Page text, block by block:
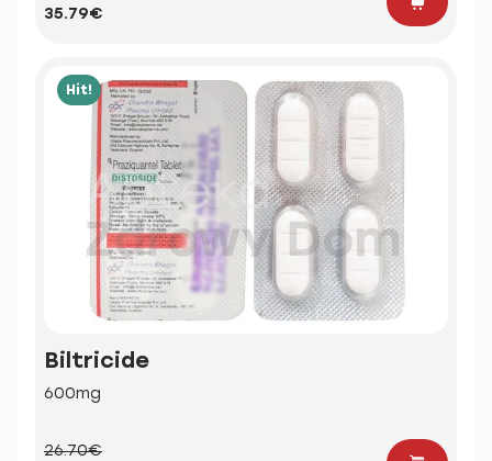
35.79€
Hit!
Biltricide
600mg
26.70€